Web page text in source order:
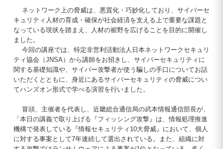
ネットワーク上の脅威は、悪質化・巧妙化しており、サイバーセ
キュリティ人材の育成・確保が社会経済を支える上で重要な課題と
なっている現状を踏まえ、人材の裾野を広げることを目的に開催し
ました。
今回の講座では、特定非営利活動法人日本ネットワークセキュリ
ティ協会（JNSA）から講師をお招きし、サイバーセキュリティに
関する基礎知識や、サイバー攻撃者が使う騙しの手口についてお話
いただくとともに、身近にあるサイバーセキュリティの脅威につい
てハンズオン形式で学べる演習を行いました。
冒頭、主催者を代表し、近畿総合通信局の武本情報通信部長が、
「本日の講義で取り上げる『フィッシング攻撃』は、情報処理推進
機構で発表している『情報セキュリティ10大脅威』において、個人
に対する事案として7年連続して選出されている。また、組織に対